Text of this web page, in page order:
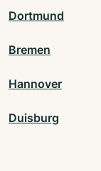
Dortmund
Bremen
Hannover
Duisburg